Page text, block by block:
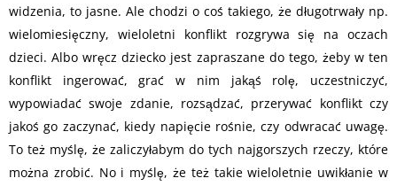
widzenia, to jasne. Ale chodzi o coś takiego, że długotrwały np.
wielomiesięczny, wieloletni konflikt rozgrywa się na oczach
dzieci. Albo wręcz dziecko jest zapraszane do tego, żeby w ten
konflikt ingerować, grać w nim jakąś rolę, uczestniczyć,
wypowiadać swoje zdanie, rozsądzać, przerywać konflikt czy
jakoś go zaczynać, kiedy napięcie rośnie, czy odwracać uwagę.
To też myślę, że zaliczyłabym do tych najgorszych rzeczy, które
można zrobić. No i myślę, że też takie wieloletnie uwikłanie w